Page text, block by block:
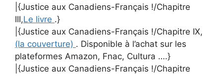
|{Justice aux Canadiens-Français !/Chapitre
III,Le livre .}
|{Justice aux Canadiens-Français !/Chapitre IX,
(la couverture) . Disponible à l’achat sur les
plateformes Amazon, Fnac, Cultura ….}
|{Justice aux Canadiens-Français !/Chapitre